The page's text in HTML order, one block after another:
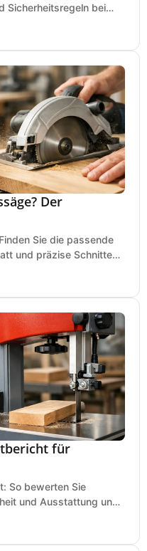
Sicherheitsregeln bei
Der
Sie die passende
und präzise Schnitte
für
So bewerten Sie
und Ausstattung und